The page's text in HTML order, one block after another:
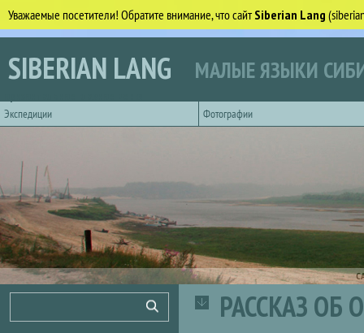
Уважаемые посетители! Обратите внимание, что сайтSiberian Lang
Перейти к основному содержанию
SIBERIAN LANG МАЛЫЕ ЯЗЫКИ
Экспедиции
Фотографии
РАССКАЗ ОБ
Поиск